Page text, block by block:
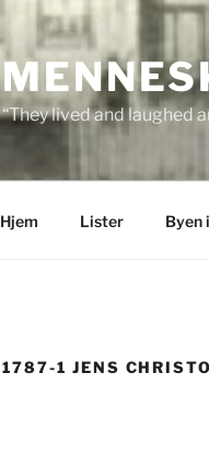
“They lived and laughed
Hjem Lister Byen
1787-1 JENS